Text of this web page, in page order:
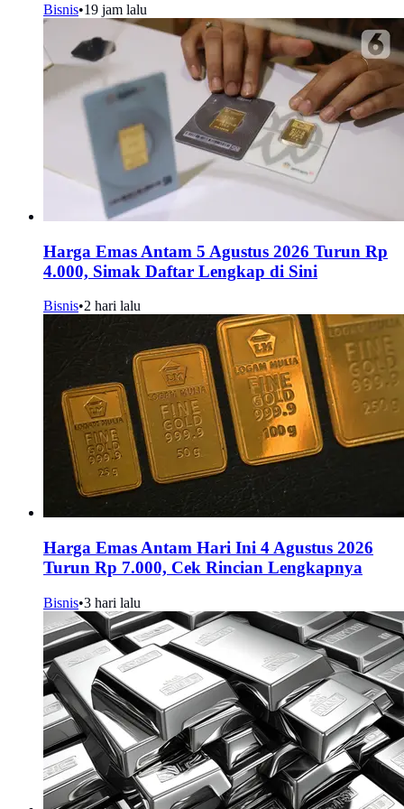
Bisnis•19 jam lalu
Harga Emas Antam 5 Agustus 2026 Turun Rp
4.000, Simak Daftar Lengkap di Sini
Bisnis•2 hari lalu
Harga Emas Antam Hari Ini 4 Agustus 2026
Turun Rp 7.000, Cek Rincian Lengkapnya
Bisnis•3 hari lalu